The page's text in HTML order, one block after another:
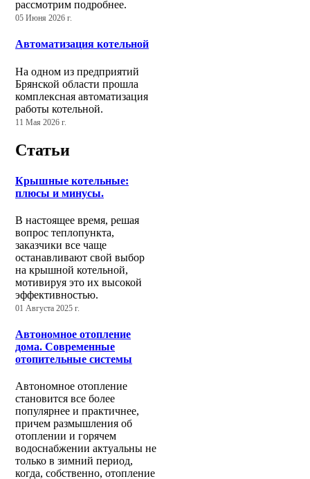
рассмотрим подробнее.
05 Июня 2026 г.
Автоматизация котельной
На одном из предприятий
Брянской области прошла
комплексная автоматизация
работы котельной.
11 Мая 2026 г.
Статьи
Крышные котельные:
плюсы и минусы.
В настоящее время, решая
вопрос теплопункта,
заказчики все чаще
останавливают свой выбор
на крышной котельной,
мотивируя это их высокой
эффективностью.
01 Августа 2025 г.
Автономное отопление
дома. Современные
отопительные системы
Автономное отопление
становится все более
популярнее и практичнее,
причем размышления об
отоплении и горячем
водоснабжении актуальны не
только в зимний период,
когда, собственно, отопление